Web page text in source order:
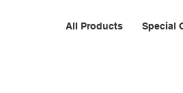
All Products Special